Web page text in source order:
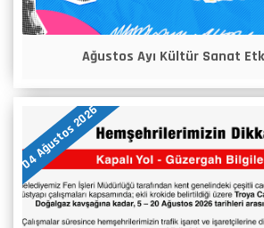
Ağustos Ayı Kültür Sanat
04 Ağustos 2026